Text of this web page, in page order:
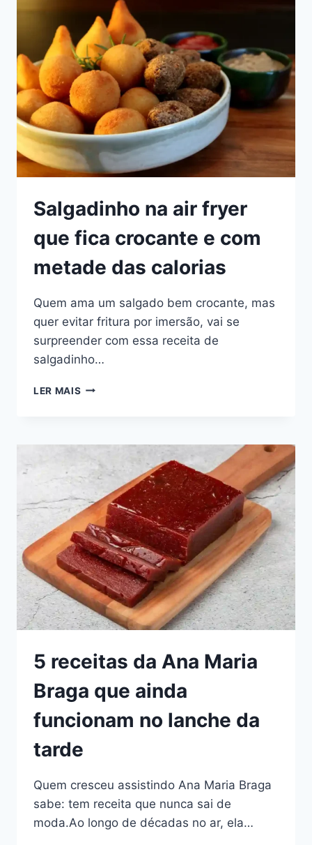
CROCANTE
COM
3
INGREDIENTES
QUE
TODO
MUNDO
TEM
EM
CASA
Salgadinho na air fryer
que fica crocante e com
metade das calorias
Quem ama um salgado bem crocante, mas
quer evitar fritura por imersão, vai se
surpreender com essa receita de
salgadinho…
LER MAIS SALGADINHO
QUE
CROCANTE
E
COM
METADE
DAS
CALORIAS
5 receitas da Ana Maria
Braga que ainda
funcionam no lanche da
tarde
Quem cresceu assistindo Ana Maria Braga
sabe: tem receita que nunca sai de
moda.Ao longo de décadas no ar, ela…